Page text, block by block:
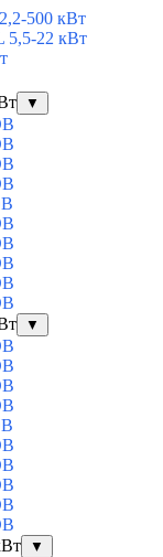
500 кВт
5,5-22 кВт
▼
▼
▼